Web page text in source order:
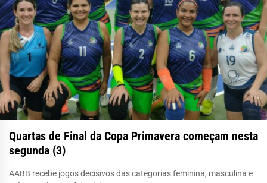
Quartas de Final da Copa Primavera começam nesta
segunda (3)
AABB recebe jogos decisivos das categorias feminina, masculina e